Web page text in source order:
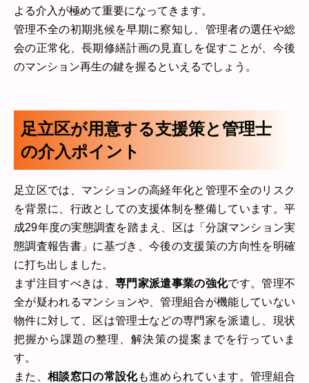
よる介入が極めて重要になってきます。
管理不全の初期兆候を早期に察知し、管理者の選任や総
会の正常化、長期修繕計画の見直しを促すことが、今後
のマンション再生の鍵を握るといえるでしょう。
足立区が用意する支援策と管理士
の介入ポイント
足立区では、マンションの高経年化と管理不全のリスク
を背景に、行政としての支援体制を整備しています。平
成29年度の実態調査を踏まえ、区は「分譲マンション実
態調査報告書」に基づき、今後の支援策の方向性を明確
に打ち出しました。
まず注目すべきは、 専門家派遣事業の強化です。管理不
全が疑われるマンションや、管理組合が機能していない
物件に対して、区は管理士などの専門家を派遣し、現状
把握から課題の整理、解決策の提案までを行っていま
す。
また、 相談窓口の常設化も進められています。管理組合